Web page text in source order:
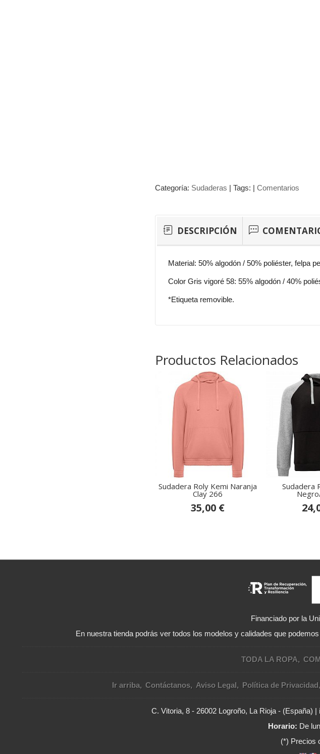
Categoría: Sudaderas | Tags: | Comentarios
DESCRIPCIÓN
Material: 50% algodón / 50% poliéster, felpa
Color Gris vigoré 58: 55% algodón / 40%
*Etiqueta removible.
Productos Relacionados
Sudadera Roly Kemi Naranja
Clay 266
35,00 €
Sudadera
Financiado por la
En nuestra tienda podrás ver todos los modelos y calidades que
TODA LA ROPA
Ir arriba Contáctanos Aviso Legal Política de Privacidad
C. Vitoria, 8 - 26002 Logroño, La Rioja - (España)
Horario: De
(*) Precios